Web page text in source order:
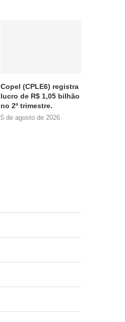
Copel (CPLE6) registra
lucro de R$ 1,05 bilhão
no 2º trimestre.
5 de agosto de 2026